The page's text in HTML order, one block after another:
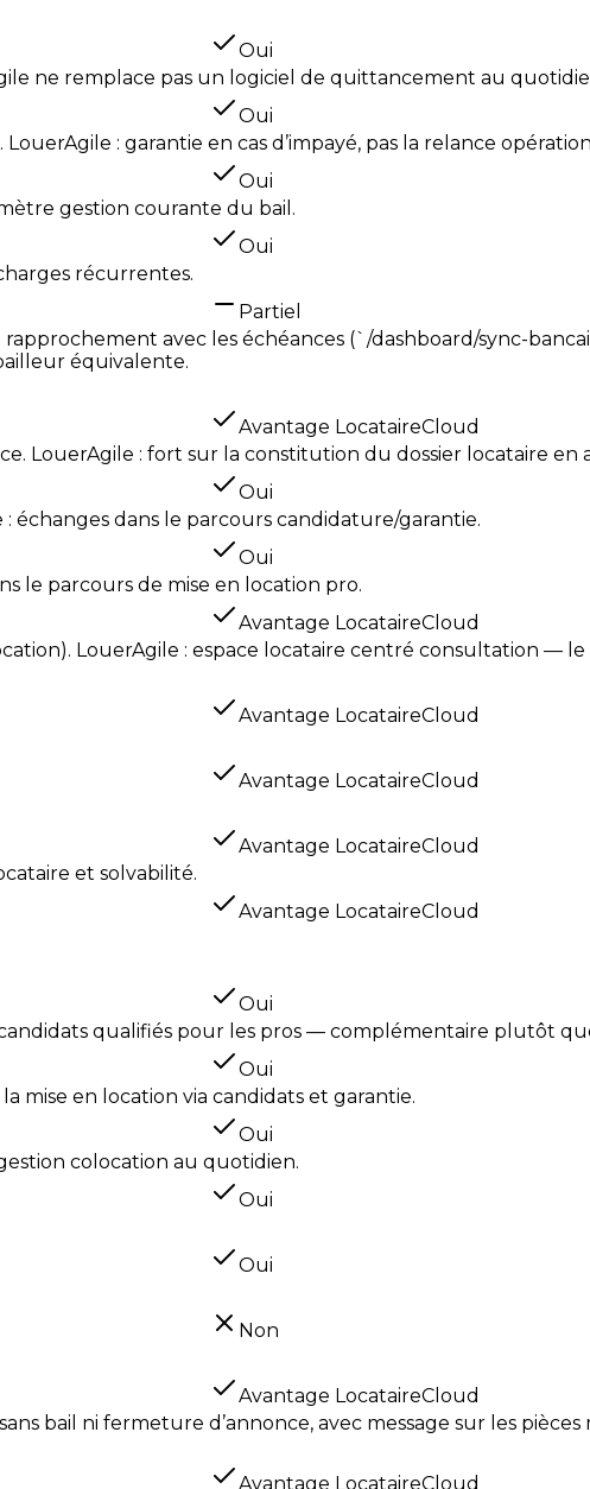
Oui
ne remplace pas un logiciel de quittancement au
Oui
: garantie en cas d’impayé, pas la relance
Oui
gestion courante du bail.
Oui
récurrentes.
Partiel
avec les échéances (`/dashboard/sync-
équivalente.
Avantage LocataireCloud
LouerAgile : fort sur la constitution du dossier locataire en
Oui
échanges dans le parcours candidature/garantie.
Oui
le parcours de mise en location pro.
Avantage LocataireCloud
LouerAgile : espace locataire centré consultation —
Avantage LocataireCloud
Avantage LocataireCloud
Avantage LocataireCloud
et solvabilité.
Avantage LocataireCloud
Oui
qualifiés pour les pros — complémentaire plutôt
Oui
mise en location via candidats et garantie.
Oui
colocation au quotidien.
Oui
Oui
Non
Avantage LocataireCloud
bail ni fermeture d’annonce, avec message sur les pièces
Avantage LocataireCloud